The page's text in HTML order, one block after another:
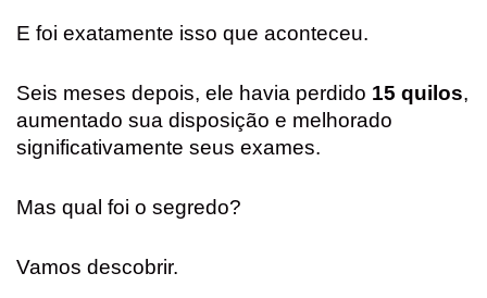
E foi exatamente isso que aconteceu.
Seis meses depois, ele havia perdido 15 quilos,
aumentado sua disposição e melhorado
significativamente seus exames.
Mas qual foi o segredo?
Vamos descobrir.